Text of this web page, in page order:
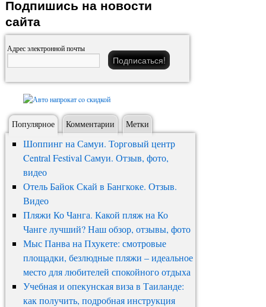
Подпишись на новости
сайта
Адрес электронной почты
Популярное Комментарии Метки
Шоппинг на Самуи. Торговый центр
Central Festival Самуи. Отзыв, фото,
видео
Отель Байок Скай в Бангкоке. Отзыв.
Видео
Пляжи Ко Чанга. Какой пляж на Ко
Чанге лучший? Наш обзор, отзывы, фото
Мыс Панва на Пхукете: смотровые
площадки, безлюдные пляжи – идеальное
место для любителей спокойного отдыха
Учебная и опекунская виза в Таиланде:
как получить, подробная инструкция